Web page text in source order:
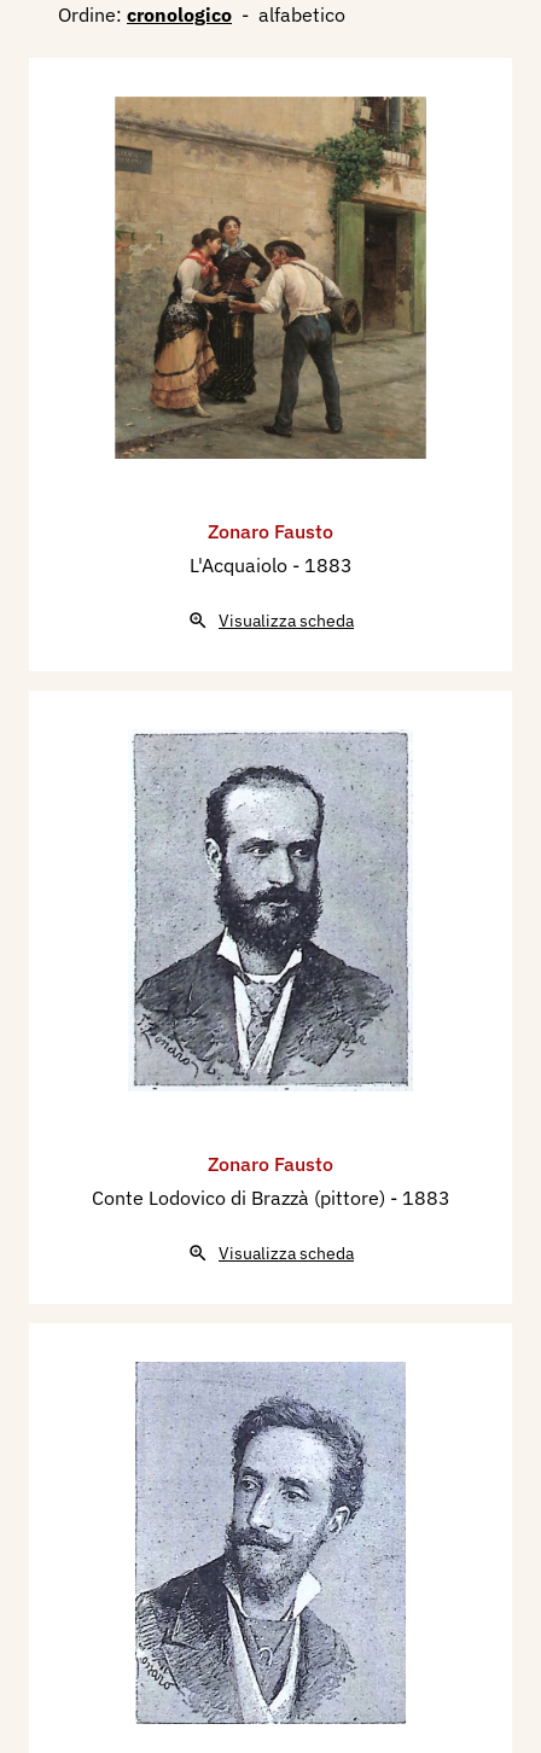
2010 - (autori vari) da Venezia a Istambul. Fausto
Complesso Monumentale San Paolo, pp. 144.
Ordine: cronologico - alfabetico
Zonaro Fausto
L'Acquaiolo - 1883
Visualizza scheda
Zonaro Fausto
Conte Lodovico di Brazzà (pittore) - 1883
Visualizza scheda